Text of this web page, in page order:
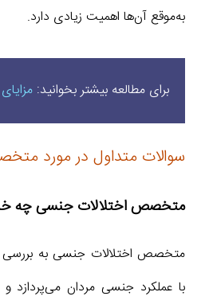
به‌موقع آن‌ها اهمیت زیادی دارد.
برای مطالعه بیشتر بخوانید:
سوالات متداول در مورد
متخصص اختلالات جنسی چه
متخصص اختلالات جنسی به
با عملکرد جنسی مردان می‌پردازد و